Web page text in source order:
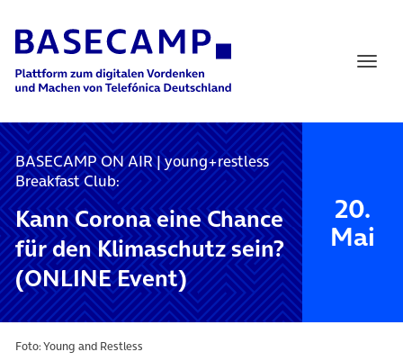
Main Navigation
BASECAMP ON AIR | young+restless
Breakfast Club:
Kann Corona eine Chance
für den Klimaschutz sein?
(ONLINE Event)
20.
Mai
Foto: Young and Restless